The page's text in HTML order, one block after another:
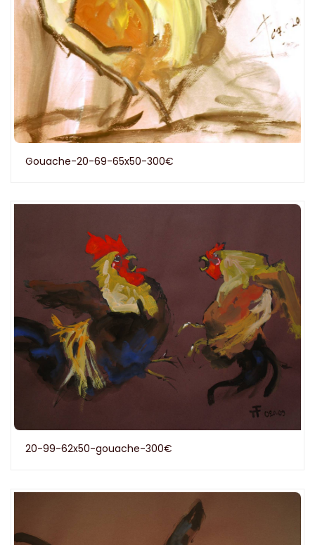
Gouache-20-69-65x50-300€
20-99-62x50-gouache-300€